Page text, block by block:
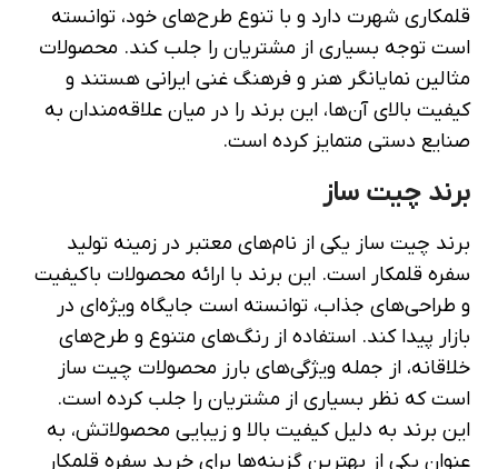
قلمکاری شهرت دارد و با تنوع طرح‌های خود، توانسته
است توجه بسیاری از مشتریان را جلب کند. محصولات
مثالین نمایانگر هنر و فرهنگ غنی ایرانی هستند و
کیفیت بالای آن‌ها، این برند را در میان علاقه‌مندان به
صنایع دستی متمایز کرده است.
برند چیت ساز
برند چیت ساز یکی از نام‌های معتبر در زمینه تولید
سفره قلمکار است. این برند با ارائه محصولات باکیفیت
و طراحی‌های جذاب، توانسته است جایگاه ویژه‌ای در
بازار پیدا کند. استفاده از رنگ‌های متنوع و طرح‌های
خلاقانه، از جمله ویژگی‌های بارز محصولات چیت ساز
است که نظر بسیاری از مشتریان را جلب کرده است.
این برند به دلیل کیفیت بالا و زیبایی محصولاتش، به
عنوان یکی از بهترین گزینه‌ها برای خرید سفره قلمکار